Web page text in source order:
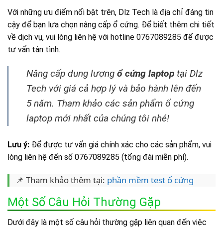
Với những ưu điểm nổi bật trên, Dlz Tech là địa chỉ đáng tin
cậy để bạn lựa chọn nâng cấp ổ cứng. Để biết thêm chi tiết
về dịch vụ, vui lòng liên hệ với hotline 0767089285 để được
tư vấn tận tình.
Nâng cấp dung lượng ổ cứng laptop tại Dlz
Tech với giá cả hợp lý và bảo hành lên đến
5 năm. Tham khảo các sản phẩm ổ cứng
laptop mới nhất của chúng tôi nhé!
Lưu ý: Để được tư vấn giá chính xác cho các sản phẩm, vui
lòng liên hệ đến số 0767089285 (tổng đài miễn phí).
📌 Tham khảo thêm tại: phần mềm test ổ cứng
Một Số Câu Hỏi Thường Gặp
Dưới đây là một số câu hỏi thường gặp liên quan đến việc